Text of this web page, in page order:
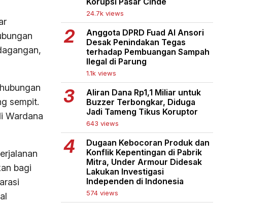
sempit.
Wardana
bagi
24.7k views
Anggota DPRD Fuad Al Ansori
Desak Penindakan Tegas
terhadap Pembuangan Sampah
Ilegal di Parung
1.1k views
Aliran Dana Rp1,1 Miliar untuk
Buzzer Terbongkar, Diduga
Jadi Tameng Tikus Koruptor
643 views
Dugaan Kebocoran Produk dan
Konflik Kepentingan di Pabrik
Mitra, Under Armour Didesak
Lakukan Investigasi
Independen di Indonesia
574 views